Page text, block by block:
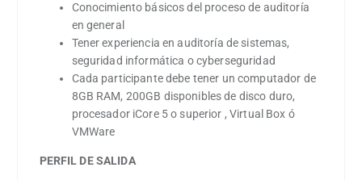
Conocimiento básicos del proceso de auditoría
en general
Tener experiencia en auditoría de sistemas,
seguridad informática o cyberseguridad
Cada participante debe tener un computador de
8GB RAM, 200GB disponibles de disco duro,
procesador iCore 5 o superior , Virtual Box ó
VMWare
PERFIL DE SALIDA